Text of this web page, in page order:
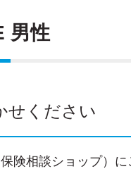
男性
せください
険相談ショップ）